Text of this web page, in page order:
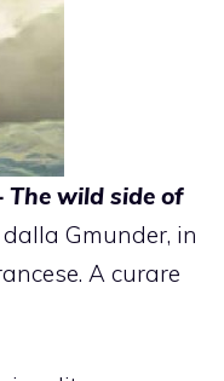
The wild side of
Gmunder, in
A curare